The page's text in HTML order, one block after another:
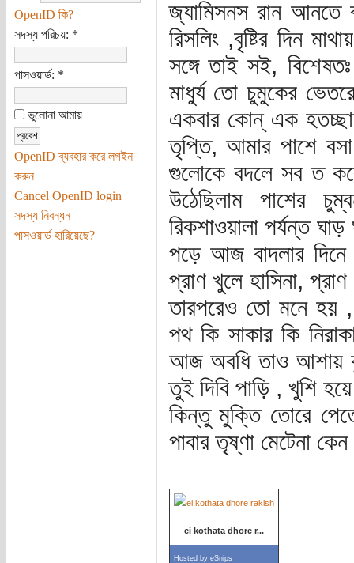
OpenID কি?
সদস্য পরিচয়: *
পাসওয়ার্ড: *
ভুলোনা আমায়
OpenID ব্যবহার করে লগইন
করুন
Cancel OpenID login
সদস্য নিবন্ধন
পাসওয়ার্ড হারিয়েছে?
জ্যামিসনস রান আনতে
রিসলিং ,বৃষ্টির দিন
সঙ্গে তাই সই,
মাধুর্য তো চুমুকের
একবার কোন্ এক
তৃপ্তি, আমার পাশে
গুলোকে বদলে সব ত
উঠেছিলাম পাশের
রিকশাওয়ালা পর্যন্ত
পড়ে আজ বাদলার
প্রাণ খুলে হাসিনা,
তারপরেও তো মনে হয়
পথ কি সাকার কি
আজ অবধি তাও আশায়
তুই দিবি পাড়ি , খুশি
কিন্তু মুক্তি তোরে
পাবার তৃষ্ণা মেটেনা
ei kothata dhore r...
Hosted by eSnips